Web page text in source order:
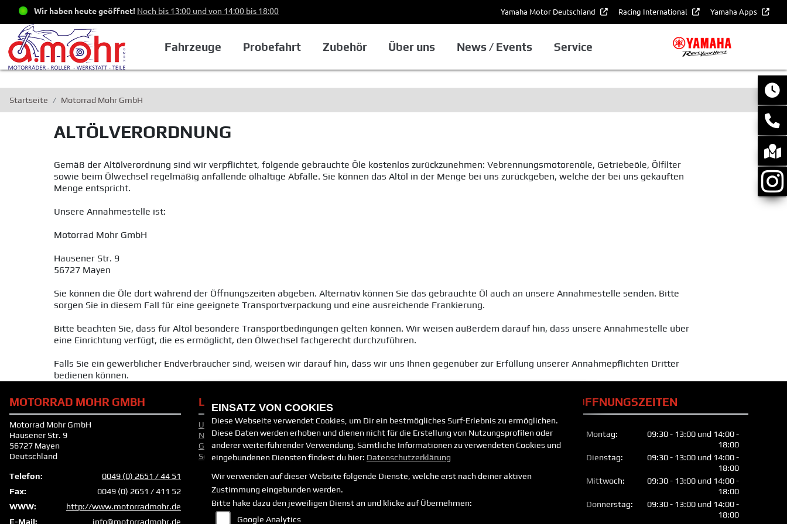
Wir haben heute geöffnet! Noch bis 13:00 und von 14:00 bis 18:00 Yamaha Motor Deutschland Racing International Yamaha Apps
Fahrzeuge Probefahrt Zubehör Über uns News / Events Service
Startseite Motorrad Mohr GmbH
ALTÖLVERORDNUNG
Gemäß der Altölverordnung sind wir verpflichtet, folgende gebrauchte Öle kostenlos zurückzunehmen: Vebrennungsmotorenöle, Getriebeöle, Ölfilter
sowie beim Ölwechsel regelmäßig anfallende ölhaltige Abfälle. Sie können das Altöl in der Menge bei uns zurückgeben, welche der bei uns gekauften
Menge entspricht.
Unsere Annahmestelle ist:
Motorrad Mohr GmbH
Hausener Str. 9
56727 Mayen
Sie können die Öle dort während der Öffnungszeiten abgeben. Alternativ können Sie das gebrauchte Öl auch an unsere Annahmestelle senden. Bitte
sorgen Sie in diesem Fall für eine geeignete Transportverpackung und eine ausreichende Frankierung.
Bitte beachten Sie, dass für Altöl besondere Transportbedingungen gelten können. Wir weisen außerdem darauf hin, dass unsere Annahmestelle über
eine Einrichtung verfügt, die es ermöglicht, den Ölwechsel fachgerecht durchzuführen.
Falls Sie ein gewerblicher Endverbraucher sind, weisen wir darauf hin, dass wir uns Ihnen gegenüber zur Erfüllung unserer Annahmepflichten Dritter
bedienen können.
MOTORRAD MOHR GMBH
Motorrad Mohr GmbH
Hausener Str. 9
56727 Mayen
Deutschland
Telefon:
0049 (0) 2651 / 44 51
Fax:
0049 (0) 2651 / 411 52
WWW:
http://www.motorradmohr.de
E-Mail:
info@motorradmohr.de
LINKS
Unternehmen
Neufahrzeuge
Gebrauchtfahrzeuge
Service
Impressum
Datenschutz
Disclaimer
ÖFFNUNGSZEITEN
Montag:
09:30 - 13:00 und 14:00 -
18:00
Dienstag:
09:30 - 13:00 und 14:00 -
18:00
Mittwoch:
09:30 - 13:00 und 14:00 -
18:00
Donnerstag:
09:30 - 13:00 und 14:00 -
18:00
EINSATZ VON COOKIES
Diese Webseite verwendet Cookies, um Dir ein bestmögliches Surf-Erlebnis zu ermöglichen.
Diese Daten werden erhoben und dienen nicht für die Erstellung von Nutzungsprofilen oder
anderer weiterführender Verwendung. Sämtliche Informationen zu verwendeten Cookies und
eingebundenen Diensten findest du hier: Datenschutzerklärung
Wir verwenden auf dieser Website folgende Dienste, welche erst nach deiner aktiven
Zustimmung eingebunden werden.
Bitte hake dazu den jeweiligen Dienst an und klicke auf Übernehmen:
Google Analytics